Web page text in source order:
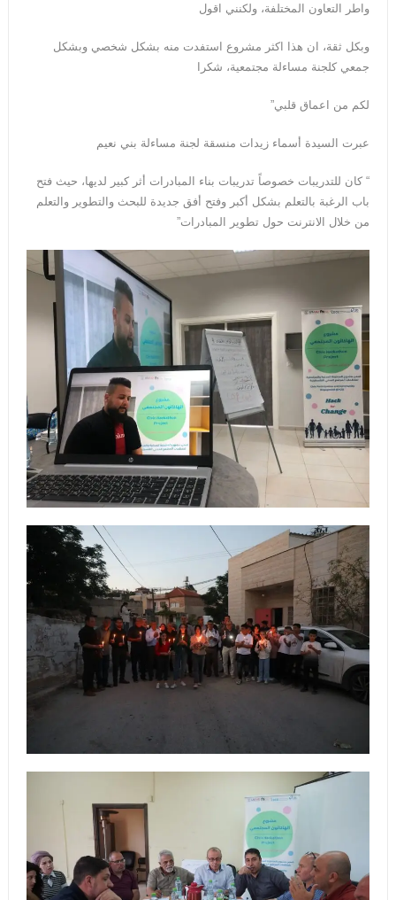
واطر التعاون المختلفة، ولكنني اقول
وبكل ثقة، ان هذا اكثر مشروع استفدت منه بشكل شخصي وبشكل
جمعي كلجنة مساءلة مجتمعية، شكرا
لكم من اعماق قلبي”
عبرت السيدة أسماء زيدات منسقة لجنة مساءلة بني نعيم
“ كان للتدريبات خصوصاً تدريبات بناء المبادرات أثر كبير لديها، حيث فتح
باب الرغبة بالتعلم بشكل أكبر وفتح أفق جديدة للبحث والتطوير والتعلم
من خلال الانترنت حول تطوير المبادرات”